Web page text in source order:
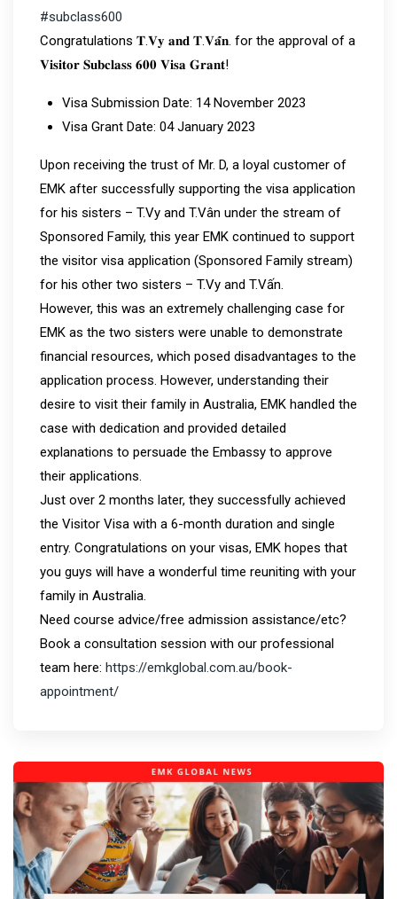
#subclass600
Congratulations 𝐓.𝐕𝐲 𝐚𝐧𝐝 𝐓.𝐕𝐚̂́𝐧. for the approval of a
𝐕𝐢𝐬𝐢𝐭𝐨𝐫 𝐒𝐮𝐛𝐜𝐥𝐚𝐬𝐬 𝟔𝟎𝟎 𝐕𝐢𝐬𝐚 𝐆𝐫𝐚𝐧𝐭!
Visa Submission Date: 14 November 2023
Visa Grant Date: 04 January 2023
Upon receiving the trust of Mr. D, a loyal customer of
EMK after successfully supporting the visa application
for his sisters – T.Vy and T.Vân under the stream of
Sponsored Family, this year EMK continued to support
the visitor visa application (Sponsored Family stream)
for his other two sisters – T.Vy and T.Vấn.
However, this was an extremely challenging case for
EMK as the two sisters were unable to demonstrate
financial resources, which posed disadvantages to the
application process. However, understanding their
desire to visit their family in Australia, EMK handled the
case with dedication and provided detailed
explanations to persuade the Embassy to approve
their applications.
Just over 2 months later, they successfully achieved
the Visitor Visa with a 6-month duration and single
entry. Congratulations on your visas, EMK hopes that
you guys will have a wonderful time reuniting with your
family in Australia.
Need course advice/free admission assistance/etc?
Book a consultation session with our professional
team here: https://emkglobal.com.au/book-
appointment/